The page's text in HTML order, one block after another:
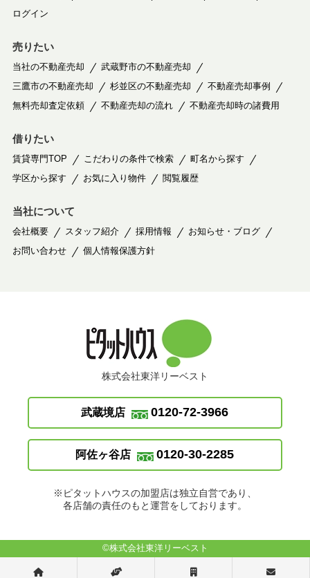
ログイン
売りたい
当社の不動産売却
武蔵野市の不動産売却
三鷹市の不動産売却
杉並区の不動産売却
不動産売却事例
無料売却査定依頼
不動産売却の流れ 不動産売却時の諸費用
借りたい
賃貸専門TOP こだわりの条件で検索
町名から探す
学区から探す
お気に入り物件 閲覧履歴
当社について
会社概要 スタッフ紹介 採用情報
お知らせ・ブログ
お問い合わせ
個人情報保護方針
株式会社東洋リーベスト
武蔵境店 0120-72-3966
阿佐ヶ谷店 0120-30-2285
※ピタットハウスの加盟店は独立自営であり、
各店舗の責任のもと運営をしております。
©株式会社東洋リーベスト